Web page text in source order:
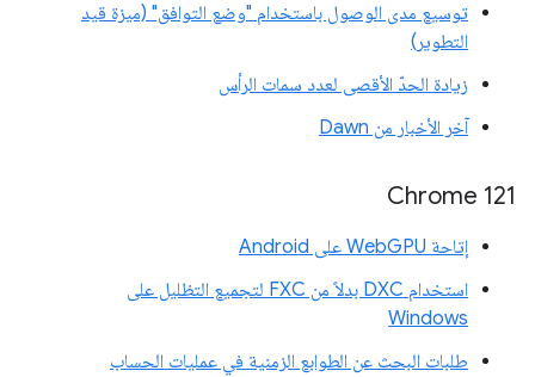
توسيع مدى الوصول باستخدام "وضع التوافق" (ميزة قيد
التطوير)
زيادة الحدّ الأقصى لعدد سمات الرأس
آخر الأخبار من Dawn
Chrome 121
إتاحة WebGPU على Android
استخدام DXC بدلاً من FXC لتجميع التظليل على
Windows
طلبات البحث عن الطوابع الزمنية في عمليات الحساب